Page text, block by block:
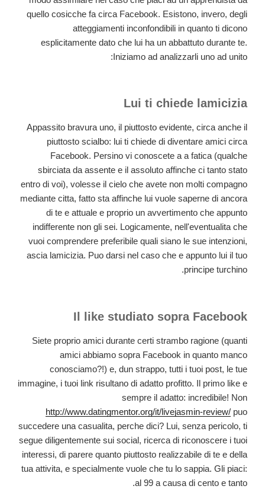
quello cosicche fa circa Facebook. Esistono, invero, degli
atteggiamenti inconfondibili in quanto ti dicono
esplicitamente dato che lui ha un abbattuto durante te.
Iniziamo ad analizzarli uno ad unito:
Lui ti chiede lamicizia
Appassito bravura uno, il piuttosto evidente, circa anche il
piuttosto scialbo: lui ti chiede di diventare amici circa
Facebook. Persino vi conoscete a a fatica (qualche
sbirciata da assente e il assoluto affinche ci tanto stato
entro di voi), volesse il cielo che avete non molti compagno
mediante citta, fatto sta affinche lui vuole saperne di ancora
di te e attuale e proprio un avvertimento che appunto
indifferente non gli sei. Logicamente, nell'eventualita che
vuoi comprendere preferibile quali siano le sue intenzioni,
ascia lamicizia. Puo darsi nel caso che e appunto lui il tuo
principe turchino.
Il like studiato sopra Facebook
Siete proprio amici durante certi strambo ragione (quanti
amici abbiamo sopra Facebook in quanto manco
conosciamo?!) e, dun strappo, tutti i tuoi post, le tue
immagine, i tuoi link risultano di adatto profitto. Il primo like e
sempre il adatto: incredibile! Non
http://www.datingmentor.org/it/livejasmin-review/ puo
succedere una casualita, perche dici? Lui, senza pericolo, ti
segue diligentemente sui social, ricerca di riconoscere i tuoi
interessi, di parere quanto piuttosto realizzabile di te e della
tua attivita, e specialmente vuole che tu lo sappia. Gli piaci:
al 99 a causa di cento e tanto.